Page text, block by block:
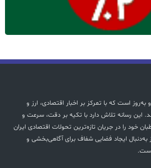
است که با تمرکز بر اخبار اقتصادی، ارز و
این رسانه تلاش دارد با تکیه بر دقت، سرعت و
خود را در جریان تازه‌ترین تحولات اقتصادی ایران
به‌دنبال ایجاد فضایی شفاف برای آگاهی‌بخشی و